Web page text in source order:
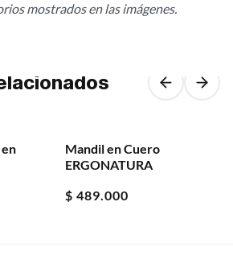
mostrados en las imágenes.
Mandil en Cuero
ERGONATURA
$ 489.000